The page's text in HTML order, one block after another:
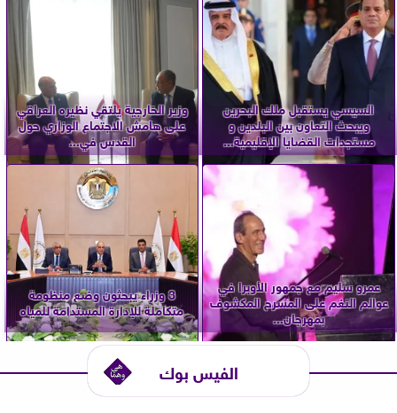
السيسي يستقبل ملك البحرين
ويبحث التعاون بين البلدين و
مستجدات القضايا الإقليمية...
وزير الخارجية يلتقي نظيره العراقي
على هامش الاجتماع الوزاري حول
القدس في...
عمرو سليم مع جمهور الأوبرا في
عوالم النغم على المسرح المكشوف
بمهرجان...
3 وزراء يبحثون وضع منظومة
متكاملة للإدارة المستدامة للمياه
الفيس بوك